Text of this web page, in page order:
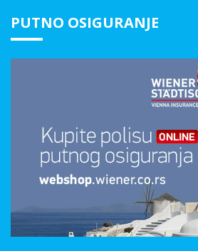
PUTNO OSIGURANJE